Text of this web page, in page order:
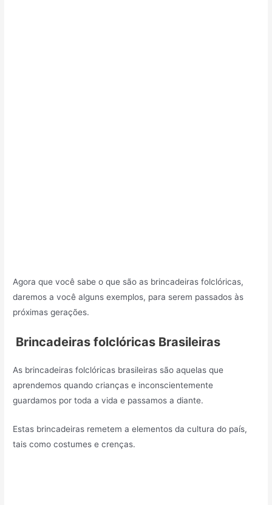
Agora que você sabe o que são as brincadeiras folclóricas,
daremos a você alguns exemplos, para serem passados às
próximas gerações.
Brincadeiras folclóricas Brasileiras
As brincadeiras folclóricas brasileiras são aquelas que
aprendemos quando crianças e inconscientemente
guardamos por toda a vida e passamos a diante.
Estas brincadeiras remetem a elementos da cultura do país,
tais como costumes e crenças.